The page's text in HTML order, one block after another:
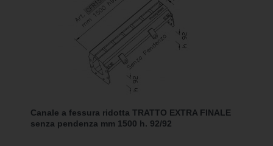
Canale a fessura ridotta TRATTO EXTRA FINALE
senza pendenza mm 1500 h. 92/92